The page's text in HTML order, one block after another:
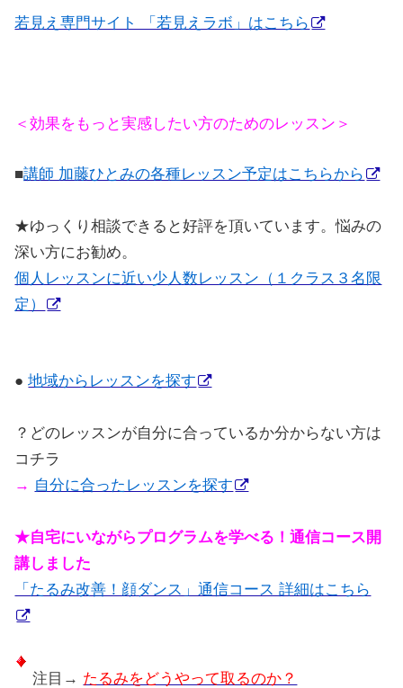
若見え専門サイト 「若見えラボ」はこちら
＜効果をもっと実感したい方のためのレッスン＞
■講師 加藤ひとみの各種レッスン予定はこちらから
★ゆっくり相談できると好評を頂いています。悩みの
深い方にお勧め。
個人レッスンに近い少人数レッスン（１クラス３名限
定）
●地域からレッスンを探す
？どのレッスンが自分に合っているか分からない方は
コチラ
→ 自分に合ったレッスンを探す
★自宅にいながらプログラムを学べる！通信コース開
講しました
「たるみ改善！顔ダンス」通信コース 詳細はこちら
注目→ たるみをどうやって取るのか？